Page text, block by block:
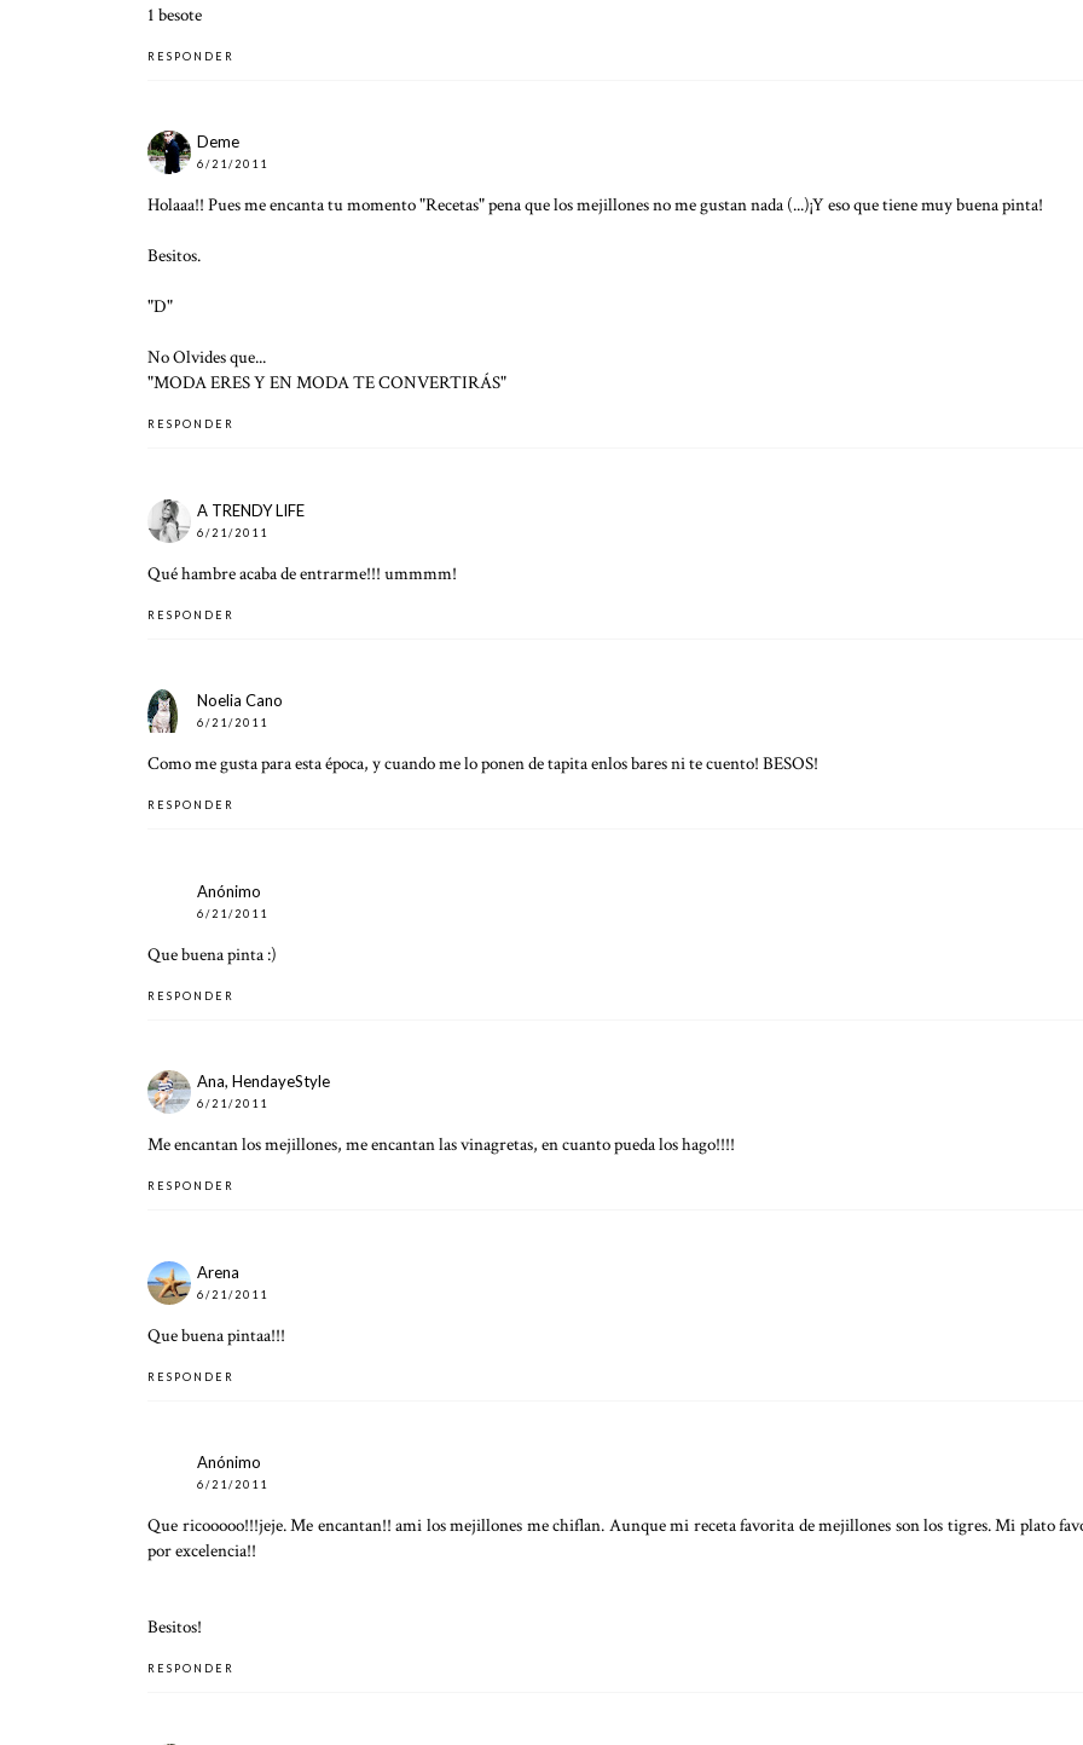
1 besote
RESPONDER
Deme
6/21/2011
Holaaa!! Pues me encanta tu momento "Recetas" pena que los mejillones no me gustan nada (...)¡Y eso que tiene muy buena pinta!
Besitos.
"D"
No Olvides que...
"MODA ERES Y EN MODA TE CONVERTIRÁS"
RESPONDER
A TRENDY LIFE
6/21/2011
Qué hambre acaba de entrarme!!! ummmm!
RESPONDER
Noelia Cano
6/21/2011
Como me gusta para esta época, y cuando me lo ponen de tapita enlos bares ni te cuento! BESOS!
RESPONDER
Anónimo
6/21/2011
Que buena pinta :)
RESPONDER
Ana, HendayeStyle
6/21/2011
Me encantan los mejillones, me encantan las vinagretas, en cuanto pueda los hago!!!!
RESPONDER
Arena
6/21/2011
Que buena pintaa!!!
RESPONDER
Anónimo
6/21/2011
Que ricooooo!!!jeje. Me encantan!! ami los mejillones me chiflan. Aunque mi receta favorita de mejillones son los tigres. Mi plato
por excelencia!!
Besitos!
RESPONDER